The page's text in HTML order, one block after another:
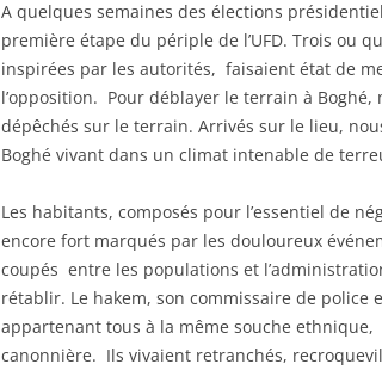
A quelques semaines des élections
première étape du périple de l’UFD. Trois ou
inspirées par les autorités, faisaient état de
l’opposition. Pour déblayer le terrain à
dépêchés sur le terrain. Arrivés sur le lieu,
Boghé vivant dans un climat intenable de
Les habitants, composés pour l’essentiel de
encore fort marqués par les douloureux
coupés entre les populations et
rétablir. Le hakem, son commissaire de
appartenant tous à la même souche
canonnière. Ils vivaient retranchés,